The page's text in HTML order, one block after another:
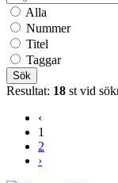
Alla
Nummer
Titel
Taggar
Sök
Resultat: 18 st vid
‹
1
2
›